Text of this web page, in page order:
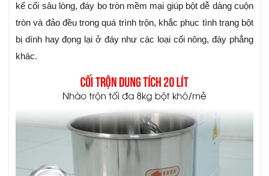
kế cối sâu lòng, đáy bo tròn mềm mại giúp bột dễ dàng cuộn
tròn và đảo đều trong quá trình trộn, khắc phục tình trạng bột
bị dính hay đọng lại ở đáy như các loại cối nông, đáy phẳng
khác.